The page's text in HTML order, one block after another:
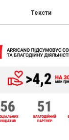
Тексти